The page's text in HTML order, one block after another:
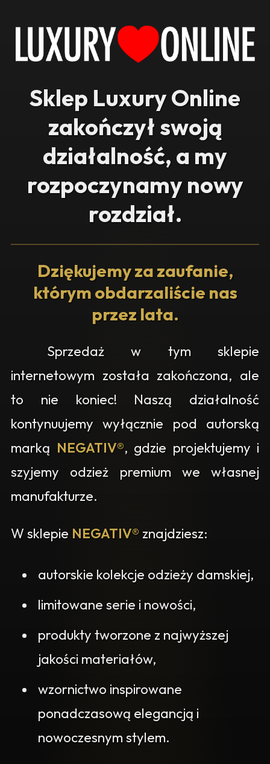
Sklep Luxury Online
zakończył swoją
działalność, a my
rozpoczynamy nowy
rozdział.
Dziękujemy za zaufanie,
którym obdarzaliście nas
przez lata.
Sprzedaż w tym sklepie
internetowym została zakończona, ale
to nie koniec! Naszą działalność
kontynuujemy wyłącznie pod autorską
marką NEGATIV®, gdzie projektujemy i
szyjemy odzież premium we własnej
manufakturze.
W sklepie NEGATIV® znajdziesz:
autorskie kolekcje odzieży damskiej,
limitowane serie i nowości,
produkty tworzone z najwyższej
jakości materiałów,
wzornictwo inspirowane
ponadczasową elegancją i
nowoczesnym stylem.